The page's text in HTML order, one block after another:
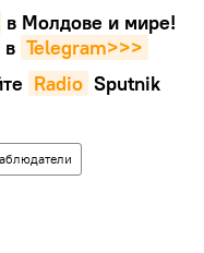
в Молдове и мире!
Telegram>>>
Radio Sputnik